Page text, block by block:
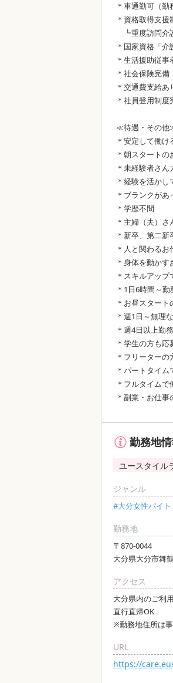
＊車通勤可（勤
＊資格取得支援
┗重度訪問介
＊国家資格「
＊生活援助従
＊社会保険完備
＊交通費支給あ
＊社員登用制度
≪待遇・その
＊安定して働け
＊朝スタートの
＊未経験者さ
＊経験を活かし
＊ブランクがあ
＊学歴不問
＊主婦（夫）さ
＊新卒、第二新
＊人と関わるお
＊身体を動かす
＊スキルアッ
＊1日6時間～
＊お昼スタート
＊週1日～無理
＊週4日以上勤
＊学生の方も応
＊フリーターの
＊パートタイム
＊フルタイムで
＊副業・お仕
勤務地
ユースタイル
ジャンル
#大分女性バイト
勤務地
〒870-0044
大分県大分市舞
アクセス
大分県内のご利
直行直帰OK
※勤務地住所は
URL
https://